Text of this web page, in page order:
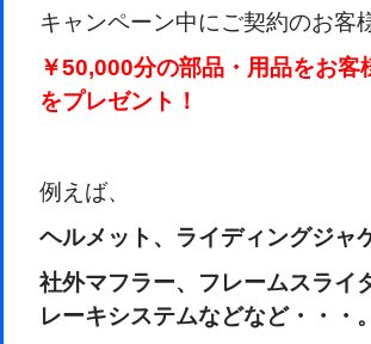
キャンペーン中にご契約のお客
￥50,000分の部品・用品をお
をプレゼント！
例えば、
ヘルメット、ライディングジャ
社外マフラー、フレームスライ
レーキシステムなどなど・・・。